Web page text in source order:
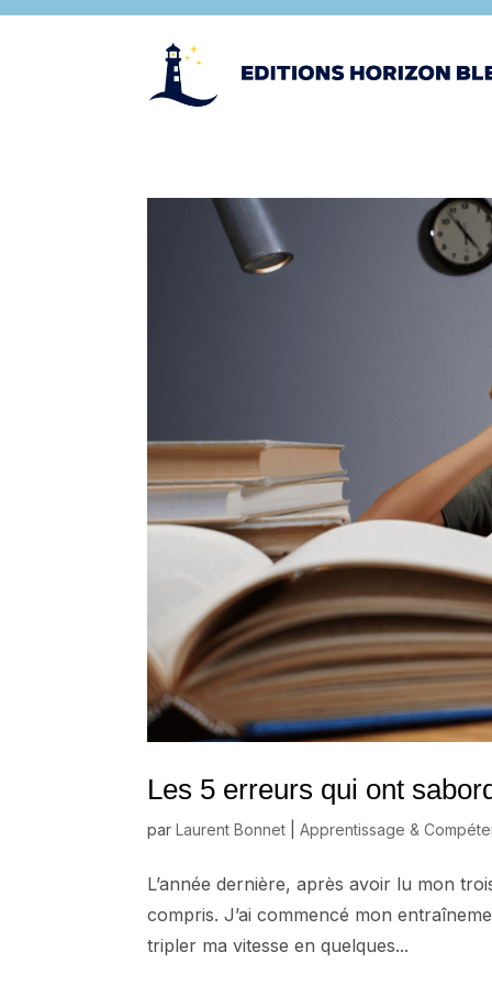
Les 5 erreurs qui ont
parLaurent Bonnet |Apprentissage &
L’année dernière, après avoir lu mon
compris. J’ai commencé mon
tripler ma vitesse en quelques...